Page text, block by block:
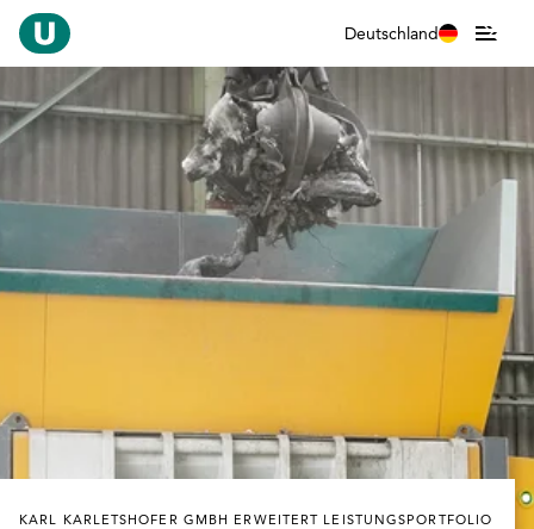
Deutschland
KARL KARLETSHOFER GMBH ERWEITERT LEISTUNGSPORTFOLIO